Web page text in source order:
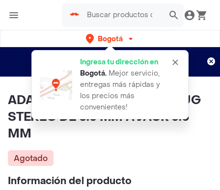
Bogotá
Ingresa tu dirección en
Bogotá. Mejor servicio,
entregas más rápidas y
los precios más
convenientes!
envíos gratis por semanas
Aplican TyC
ADAPTADOR PARA AUDIO PLUG
STEREO DE 6.3 MM A JACK 3.5
MM
Agotado
Información del producto